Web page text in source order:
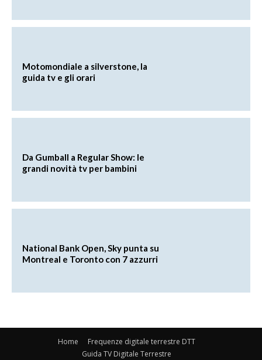
Motomondiale a silverstone, la
guida tv e gli orari
Da Gumball a Regular Show: le
grandi novità tv per bambini
National Bank Open, Sky punta su
Montreal e Toronto con 7 azzurri
Home
Frequenze digitale terrestre DTT
Guida TV Digitale Terrestre